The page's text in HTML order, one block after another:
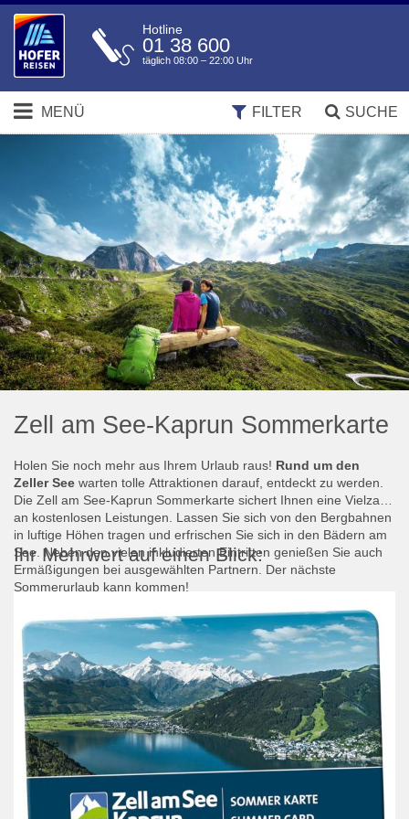
Hotline
01 38 600
täglich 08:00 – 22:00 Uhr
MENÜ SUCHE
FILTER
Zell am See-Kaprun Sommerkarte
Holen Sie noch mehr aus Ihrem Urlaub raus! Rund um den
Zeller See warten tolle Attraktionen darauf, entdeckt zu werden.
Die Zell am See-Kaprun Sommerkarte sichert Ihnen eine Vielzahl
an kostenlosen Leistungen. Lassen Sie sich von den Bergbahnen
in luftige Höhen tragen und erfrischen Sie sich in den Bädern am
See. Neben den vielen inkludierten Eintritten genießen Sie auch
Ermäßigungen bei ausgewählten Partnern. Der nächste
Sommerurlaub kann kommen!
Ihr Mehrwert auf einen Blick: